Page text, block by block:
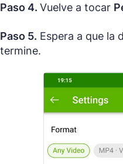
Paso 4. Vuelve a tocar
Paso 5. Espera a que la
termine.